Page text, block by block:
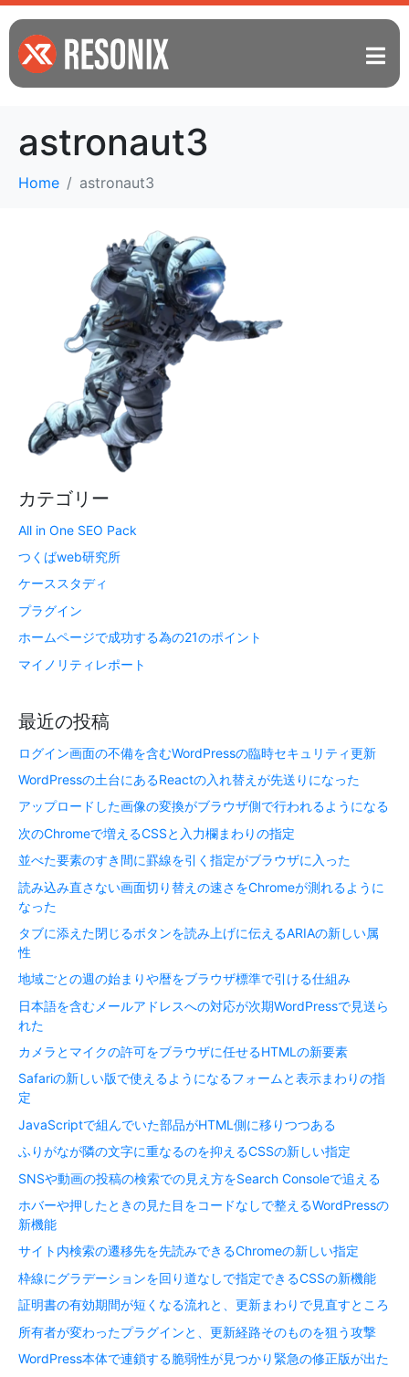
astronaut3
Home astronaut3
カテゴリー
All in One SEO Pack
つくばweb研究所
ケーススタディ
プラグイン
ホームページで成功する為の21のポイント
マイノリティレポート
最近の投稿
ログイン画面の不備を含むWordPressの臨時セキュリティ更新
WordPressの土台にあるReactの入れ替えが先送りになった
アップロードした画像の変換がブラウザ側で行われるようになる
次のChromeで増えるCSSと入力欄まわりの指定
並べた要素のすき間に罫線を引く指定がブラウザに入った
読み込み直さない画面切り替えの速さをChromeが測れるように
なった
タブに添えた閉じるボタンを読み上げに伝えるARIAの新しい属
性
地域ごとの週の始まりや暦をブラウザ標準で引ける仕組み
日本語を含むメールアドレスへの対応が次期WordPressで見送ら
れた
カメラとマイクの許可をブラウザに任せるHTMLの新要素
Safariの新しい版で使えるようになるフォームと表示まわりの指
定
JavaScriptで組んでいた部品がHTML側に移りつつある
ふりがなが隣の文字に重なるのを抑えるCSSの新しい指定
SNSや動画の投稿の検索での見え方をSearch Consoleで追える
ホバーや押したときの見た目をコードなしで整えるWordPressの
新機能
サイト内検索の遷移先を先読みできるChromeの新しい指定
枠線にグラデーションを回り道なしで指定できるCSSの新機能
証明書の有効期間が短くなる流れと、更新まわりで見直すところ
所有者が変わったプラグインと、更新経路そのものを狙う攻撃
WordPress本体で連鎖する脆弱性が見つかり緊急の修正版が出た